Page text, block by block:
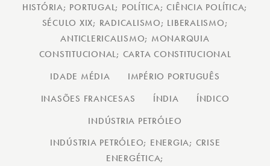
HISTÓRIA; PORTUGAL; POLÍTICA; CIÊNCIA POLÍTICA;
SÉCULO XIX; RADICALISMO; LIBERALISMO;
ANTICLERICALISMO; MONARQUIA
CONSTITUCIONAL; CARTA CONSTITUCIONAL
IDADE MÉDIA
IMPÉRIO PORTUGUÊS
INASÕES FRANCESAS
ÍNDIA
ÍNDICO
INDÚSTRIA PETRÓLEO
INDÚSTRIA PETRÓLEO; ENERGIA; CRISE
ENERGÉTICA;